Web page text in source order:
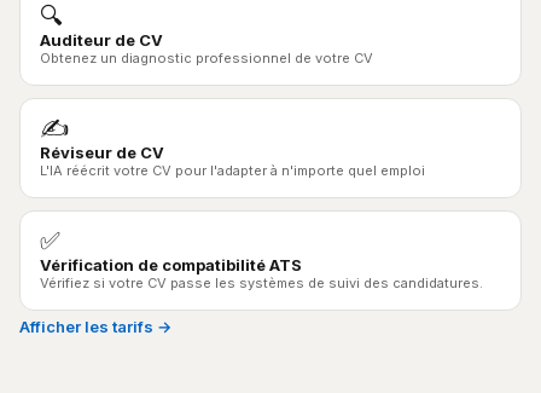
🔍
Auditeur de CV
Obtenez un diagnostic professionnel de votre CV
✍️
Réviseur de CV
L'IA réécrit votre CV pour l'adapter à n'importe quel emploi
✅
Vérification de compatibilité ATS
Vérifiez si votre CV passe les systèmes de suivi des candidatures.
Afficher les tarifs →